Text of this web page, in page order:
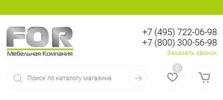
Регистрация
+7 (495) 722-06-98
+7 (800) 300-56-98
Заказать звонок
0